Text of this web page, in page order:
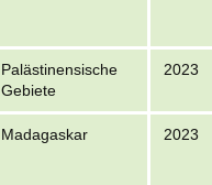
Palästinensische
Gebiete
2023
Madagaskar 2023